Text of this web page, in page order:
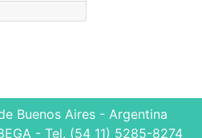
Buenos Aires - Argentina
- Tel. (54 11) 5285-8274